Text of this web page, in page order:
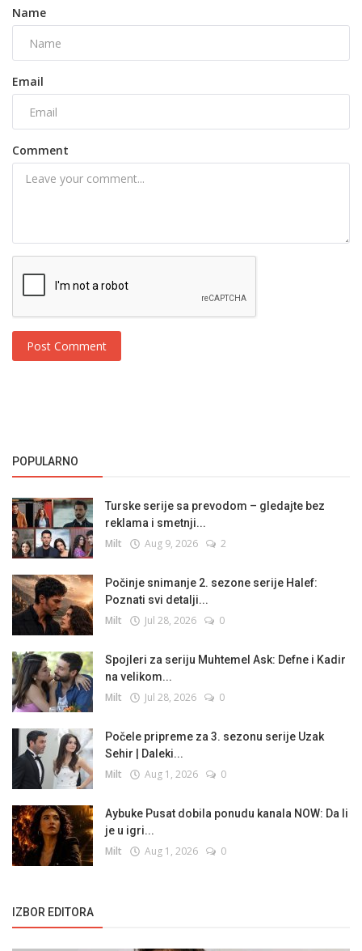
Name
Email
Comment
Post Comment
POPULARNO
Turske serije sa prevodom – gledajte bez
reklama i smetnji...
Milt Aug 9, 2026 2
Počinje snimanje 2. sezone serije Halef:
Poznati svi detalji...
Milt Jul 28, 2026 0
Spojleri za seriju Muhtemel Ask: Defne i Kadir
na velikom...
Milt Jul 28, 2026 0
Počele pripreme za 3. sezonu serije Uzak
Sehir | Daleki...
Milt Aug 1, 2026 0
Aybuke Pusat dobila ponudu kanala NOW: Da li
je u igri...
Milt Aug 1, 2026 0
IZBOR EDITORA